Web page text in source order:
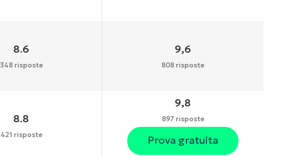
8.6
348 risposte
9,6
808 risposte
8.8
421 risposte
9,8
897 risposte
Prova gratuita